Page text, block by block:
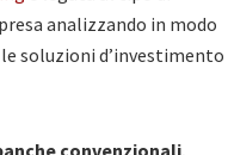
analizzando in modo
soluzioni d’investimento
convenzionali,